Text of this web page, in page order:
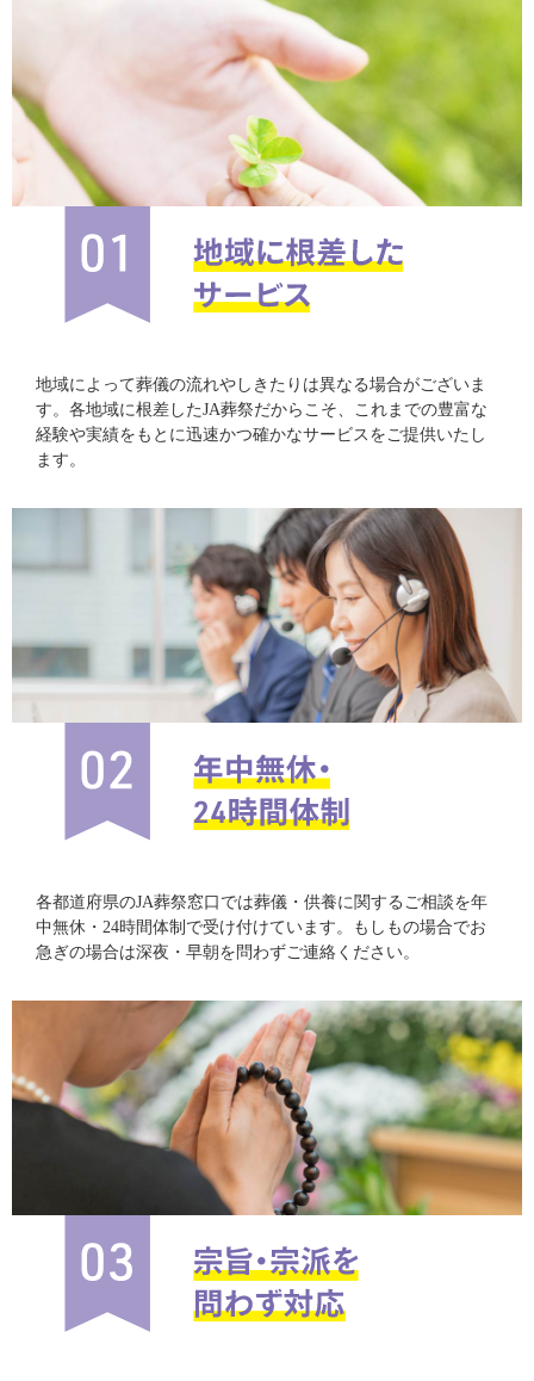
地域によって葬儀の流れやしきたりは異なる場合がございま
す。各地域に根差したJA葬祭だからこそ、これまでの豊富な
経験や実績をもとに迅速かつ確かなサービスをご提供いたし
ます。
各都道府県のJA葬祭窓口では葬儀・供養に関するご相談を年
中無休・24時間体制で受け付けています。もしもの場合でお
急ぎの場合は深夜・早朝を問わずご連絡ください。